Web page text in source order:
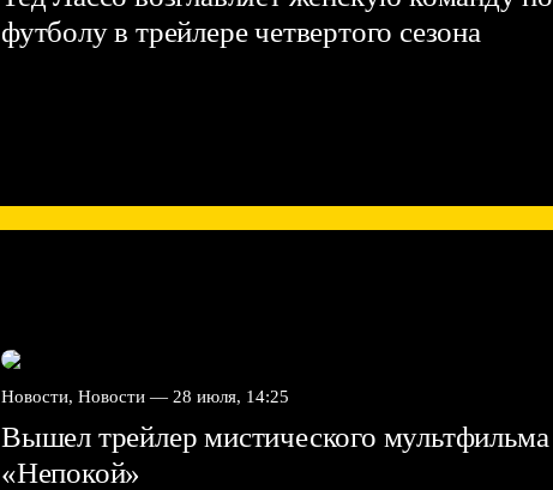
футболу в трейлере четвертого сезона
Новости, Новости — 28 июля, 14:25
Вышел трейлер мистического мультфильма
«Непокой»